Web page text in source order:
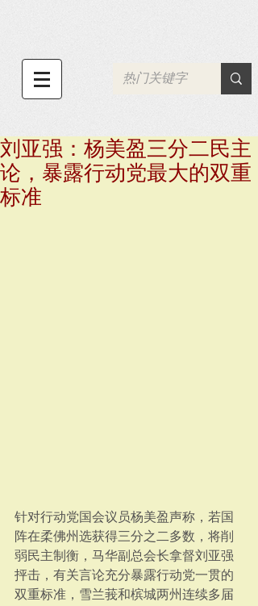
刘亚强：杨美盈三分二民主
论，暴露行动党最大的双重
标准
针对行动党国会议员杨美盈声称，若国
阵在柔佛州选获得三分之二多数，将削
弱民主制衡，马华副总会长拿督刘亚强
抨击，有关言论充分暴露行动党一贯的
双重标准，雪兰莪和槟城两州连续多届